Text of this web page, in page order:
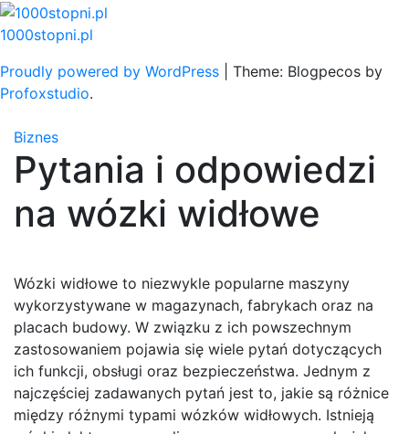
Skip
to
1000stopni.pl
Proudly powered by WordPress
Theme: Blogpecos by
Profoxstudio.
Biznes
Pytania i odpowiedzi
na wózki widłowe
Wózki widłowe to niezwykle popularne maszyny
wykorzystywane w magazynach, fabrykach oraz na
placach budowy. W związku z ich powszechnym
zastosowaniem pojawia się wiele pytań dotyczących
ich funkcji, obsługi oraz bezpieczeństwa. Jednym z
najczęściej zadawanych pytań jest to, jakie są różnice
między różnymi typami wózków widłowych. Istnieją